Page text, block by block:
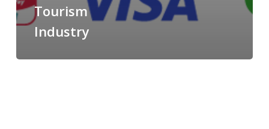
Tourism
Industry